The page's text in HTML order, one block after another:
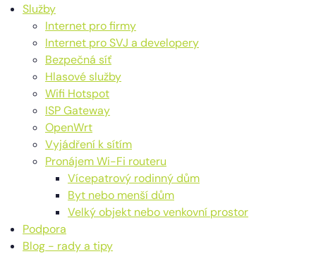
Služby
Internet pro firmy
Internet pro SVJ a developery
Bezpečná síť
Hlasové služby
Wifi Hotspot
ISP Gateway
OpenWrt
Vyjádření k sítím
Pronájem Wi-Fi routeru
Vícepatrový rodinný dům
Byt nebo menší dům
Velký objekt nebo venkovní prostor
Podpora
Blog - rady a tipy